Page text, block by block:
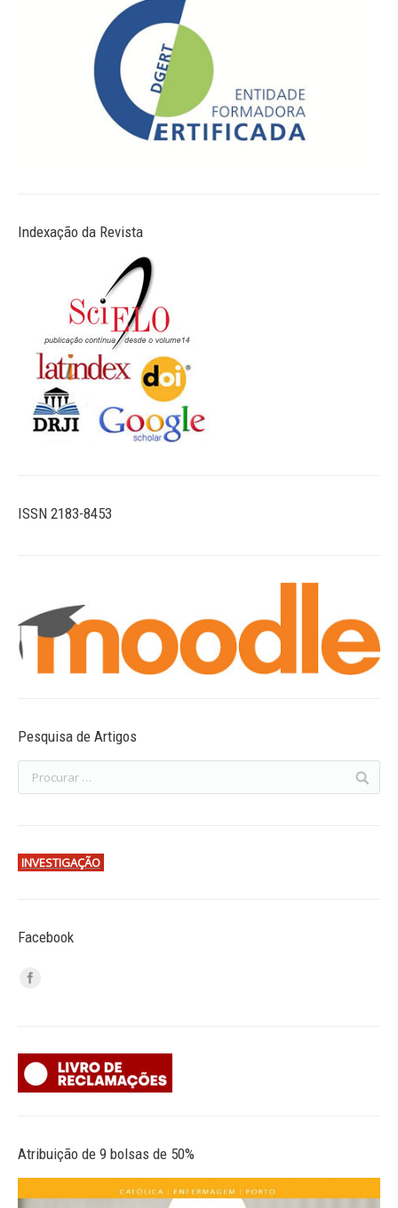
Indexação da Revista
ISSN 2183-8453
Pesquisa de Artigos
INVESTIGAÇÃO
Facebook
Atribuição de 9 bolsas de 50%